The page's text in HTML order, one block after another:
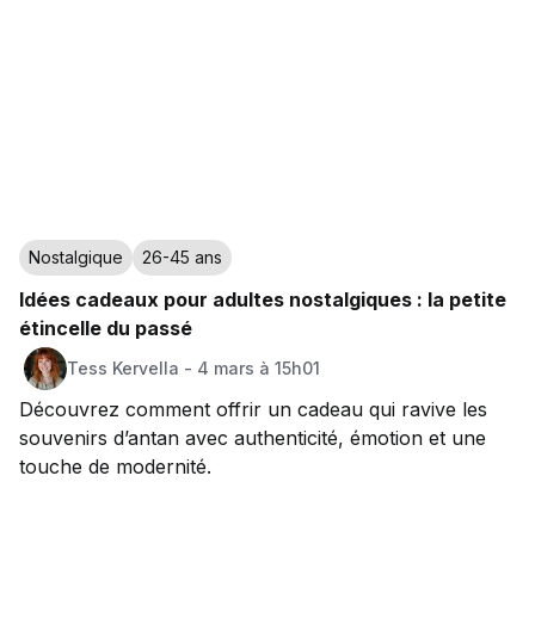
Nostalgique 26-45 ans
Idées cadeaux pour adultes nostalgiques : la petite
étincelle du passé
Tess Kervella - 4 mars à 15h01
Découvrez comment offrir un cadeau qui ravive les
souvenirs d’antan avec authenticité, émotion et une
touche de modernité.